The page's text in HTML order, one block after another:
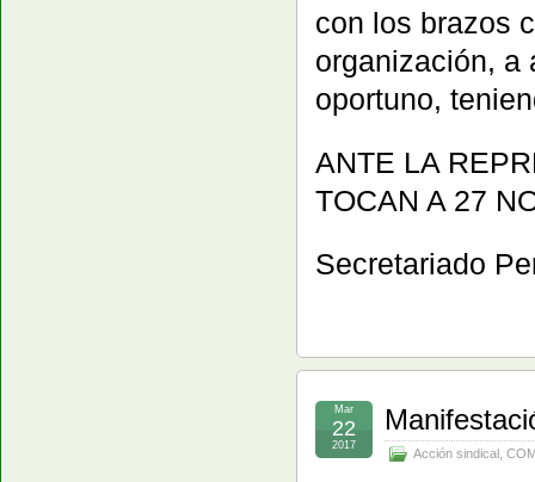
con los brazos
organización, a
oportuno,
ANTE LA
TOCAN A 27
Secretariado
Acción sindical
Mar
22
2017